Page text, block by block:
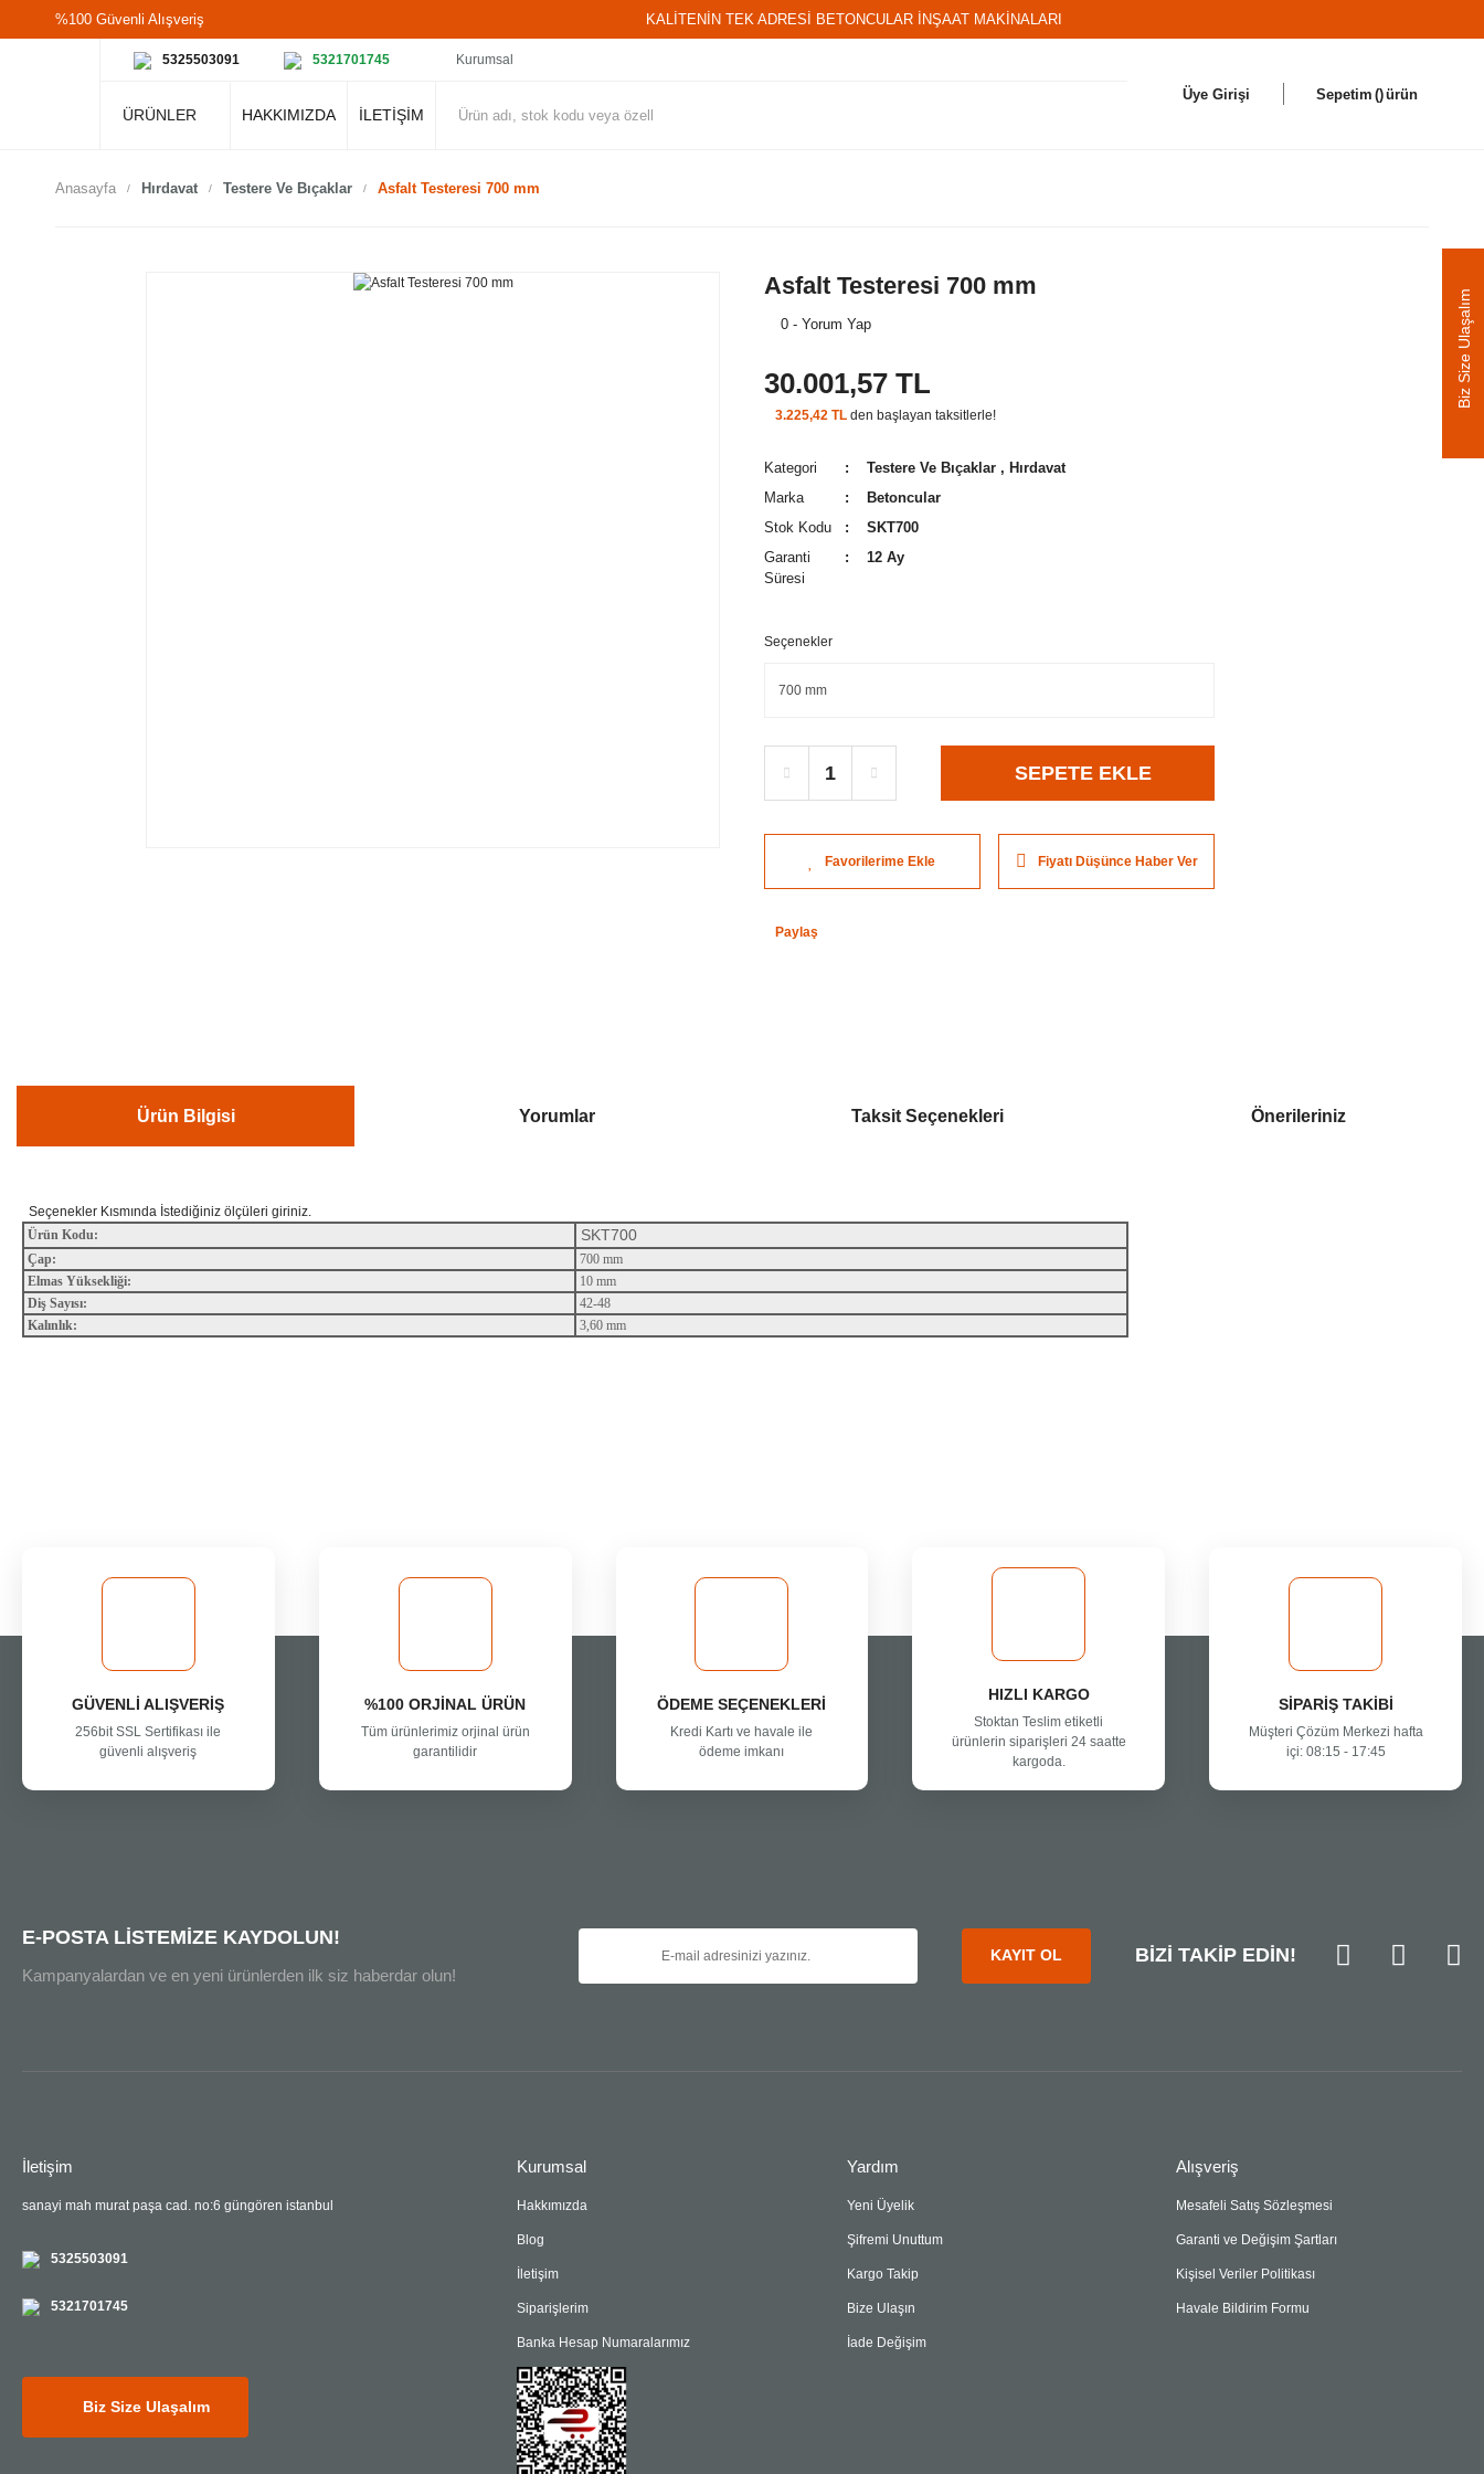
%100 Güvenli Alışveriş KALİTENİN TEK ADRESİ BETONCULAR İNŞAAT MAKİNALARI
5325503091 5321701745 Kurumsal
ÜRÜNLER HAKKIMIZDA İLETİŞİM
Üye Girişi Sepetim ürün
Anasayfa Hırdavat Testere Ve Bıçaklar Asfalt Testeresi 700 mm
Asfalt Testeresi 700 mm
0 - Yorum Yap
30.001,57 TL
3.225,42 TL den başlayan taksitlerle!
Kategori Testere Ve Bıçaklar , Hırdavat
Marka
Betoncular
Stok Kodu
SKT700
Garanti
Süresi
12 Ay
Seçenekler
SEPETE EKLE
Fiyatı Düşünce Haber Ver
Paylaş
Ürün Bilgisi Yorumlar Taksit Seçenekleri Önerileriniz
Seçenekler Kısmında İstediğiniz ölçüleri giriniz.
Ürün Kodu:
SKT700
Çap:
700 mm
Elmas Yüksekliği:
10 mm
Diş Sayısı:
42-48
Kalınlık:
3,60 mm
Bu ürüne benzer farklı alternatifler olmalı.
GÜVENLİ ALIŞVERİŞ
256bit SSL Sertifikası ile
güvenli alışveriş
%100 ORJİNAL ÜRÜN
Tüm ürünlerimiz orjinal ürün
garantilidir
ÖDEME SEÇENEKLERİ
Kredi Kartı ve havale ile
ödeme imkanı
HIZLI KARGO
Stoktan Teslim etiketli
ürünlerin siparişleri 24 saatte
kargoda.
SİPARİŞ TAKİBİ
Müşteri Çözüm Merkezi hafta
içi: 08:15 - 17:45
E-POSTA LİSTEMİZE KAYDOLUN!
Kampanyalardan ve en yeni ürünlerden ilk siz haberdar olun!
KAYIT OL BİZİ TAKİP EDİN!
İletişim
sanayi mah murat paşa cad. no:6 güngören istanbul
5325503091
5321701745
Biz Size Ulaşalım
Kurumsal
Hakkımızda
Blog
İletişim
Siparişlerim
Banka Hesap Numaralarımız
Yardım
Yeni Üyelik
Şifremi Unuttum
Kargo Takip
Bize Ulaşın
İade Değişim
Alışveriş
Mesafeli Satış Sözleşmesi
Garanti ve Değişim Şartları
Kişisel Veriler Politikası
Havale Bildirim Formu
Biz Size Ulaşalım